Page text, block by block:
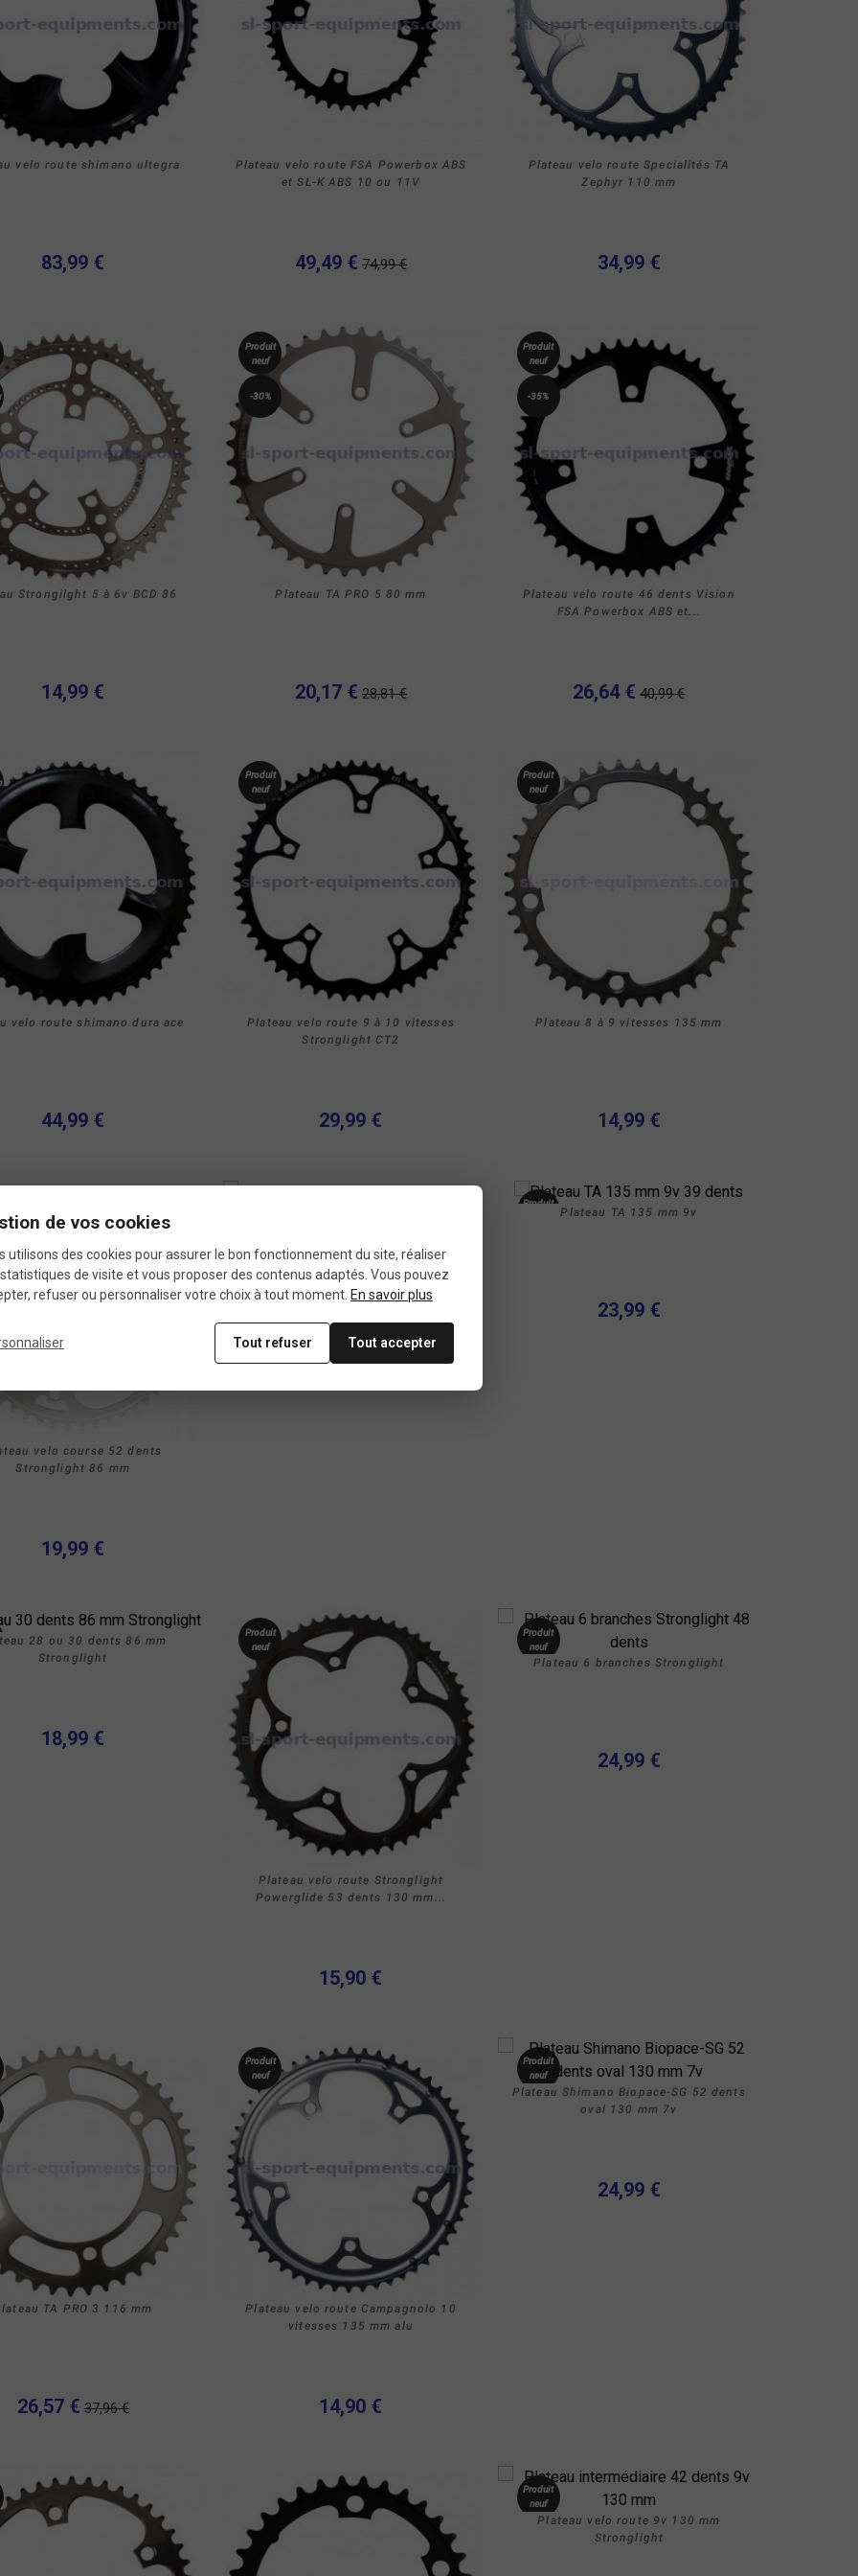
velo route shimano ultegra
83,99 €
Plateau velo route FSA Powerbox ABS
et SL-K ABS 10 ou 11V
49,49 € 74,99 €
Plateau velo route Specialités TA
Zephyr 110 mm
34,99 €
Strongilght 5 à 6v BCD 86
14,99 €
Produit
neuf
-30%
Plateau TA PRO 5 80 mm
20,17 € 28,81 €
Produit
neuf
-35%
Plateau velo route 46 dents Vision
FSA Powerbox ABS et...
26,64 € 40,99 €
velo route shimano dura ace
44,99 €
Produit
neuf
Plateau velo route 9 à 10 vitesses
Stronglight CT2
29,99 €
Produit
neuf
Plateau 8 à 9 vitesses 135 mm
14,99 €
velo course 52 dents
Stronglight 86 mm
19,99 €
Nouveau
Produit
Plateau TA 135 mm 9v
23,99 €
28 ou 30 dents 86 mm
Stronglight
18,99 €
Produit
neuf
Plateau velo route Stronglight
Powerglide 53 dents 130 mm...
15,90 €
Produit
neuf
Plateau 6 branches Stronglight
24,99 €
TA PRO 3 116 mm
26,57 € 37,96 €
Produit
neuf
Plateau velo route Campagnolo 10
vitesses 135 mm alu
14,90 €
Produit
neuf
Plateau Shimano Biopace-SG 52 dents
oval 130 mm 7v
24,99 €
Produit
neuf
Plateau velo route 9v 130 mm
Stronglight
de vos cookies
utilisons des cookies pour assurer le bon fonctionnement du site, réaliser
de visite et vous proposer des contenus adaptés. Vous pouvez
refuser ou personnaliser votre choix à tout moment. En savoir plus
Tout refuser Tout accepter